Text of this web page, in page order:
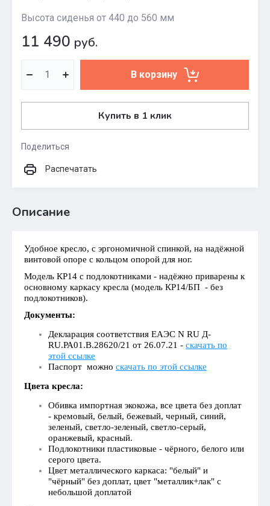
Высота сиденья от 440 до 560 мм
11 490 руб.
В корзину
Купить в 1 клик
Поделиться
Распечатать
Описание
Удобное кресло, с эргономичной спинкой, на надёжной
винтовой опоре с кольцом опорой для ног.
Модель КР14 с подлокотниками - надёжно приварены к
основному каркасу кресла (модель КР14/БП - без
подлокотников).
Документы:
Декларация соответствия ЕАЭС N RU Д-
RU.РА01.В.28620/21 от 26.07.21 - скачать по
этой ссылке
Паспорт можно скачать по этой ссылке
Цвета кресла:
Обивка импортная экокожа, все цвета без доплат
- кремовый, белый, бежевый, черный, синий,
зеленый, светло-зеленый, светло-серый,
оранжевый, красный.
Подлокотники пластиковые - чёрного, белого или
серого цвета.
Цвет металлического каркаса: "белый" и
"чёрный" без доплат, цвет "металлик+лак" с
небольшой доплатой